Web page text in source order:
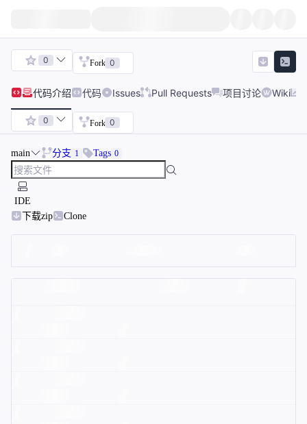
0 Fork 0
代码介绍 代码 Issues Pull Requests 项目讨论 Wiki
0 Fork 0
main 分支 1 Tags 0
IDE
下载zip
Clone